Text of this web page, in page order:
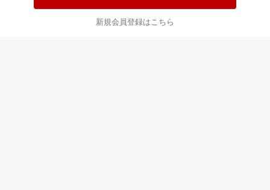
新規会員登録はこちら